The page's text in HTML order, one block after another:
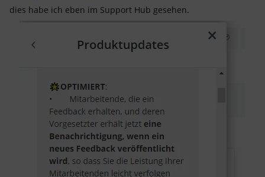
dies habe ich eben im Support Hub gesehen.